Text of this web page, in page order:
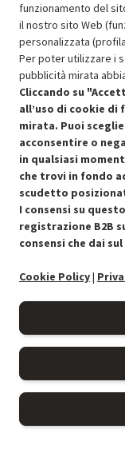
10%-PRMG
O : Confezione originale
: Accessori principali
B: Estetica prodotto
N: Prodotto funzionante
Prodotto Nuovo
Ricondizionato
In Promozione
funzionamento del
il nostro sito Web
personalizzata
Per poter utilizzare i
pubblicità mirata
Cliccando su
all’uso di cookie
mirata. Puoi
acconsentire o
in qualsiasi
che trovi in fondo
scudetto
I consensi su
registrazione B2B
consensi che dai
Cookie Policy|